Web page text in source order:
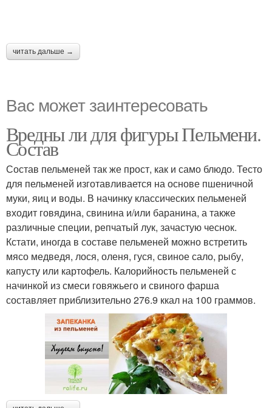
читать дальше →
Вас может заинтересовать
Вредны ли для фигуры Пельмени.
Состав
Состав пельменей так же прост, как и само блюдо. Тесто
для пельменей изготавливается на основе пшеничной
муки, яиц и воды. В начинку классических пельменей
входит говядина, свинина и/или баранина, а также
различные специи, репчатый лук, зачастую чеснок.
Кстати, иногда в составе пельменей можно встретить
мясо медведя, лося, оленя, гуся, свиное сало, рыбу,
капусту или картофель. Калорийность пельменей с
начинкой из смеси говяжьего и свиного фарша
составляет приблизительно 276.9 ккал на 100 граммов.